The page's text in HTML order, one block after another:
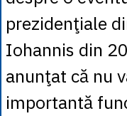
prezidenţiale
Iohannis din
anunţat că nu
importantă